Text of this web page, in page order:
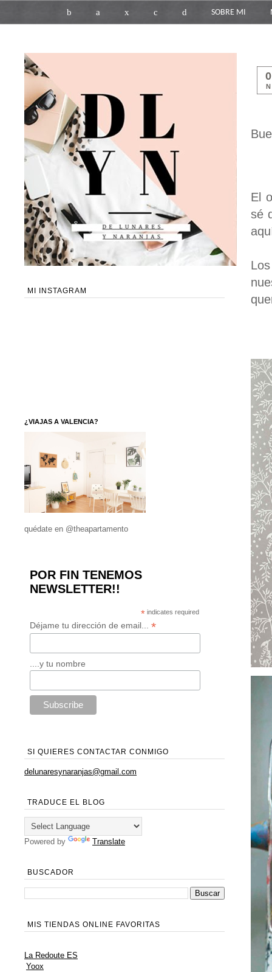
b a x c d SOBRE MI
El
sé
MI INSTAGRAM
¿VIAJAS A VALENCIA?
quédate en @theapartamento
POR FIN TENEMOS
NEWSLETTER!!
* indicates required
Déjame tu dirección de email... *
....y tu nombre
SI QUIERES CONTACTAR CONMIGO
delunaresynaranjas@gmail.com
TRADUCE EL BLOG
Powered by Translate
BUSCADOR
MIS TIENDAS ONLINE FAVORITAS
La Redoute ES
Yoox